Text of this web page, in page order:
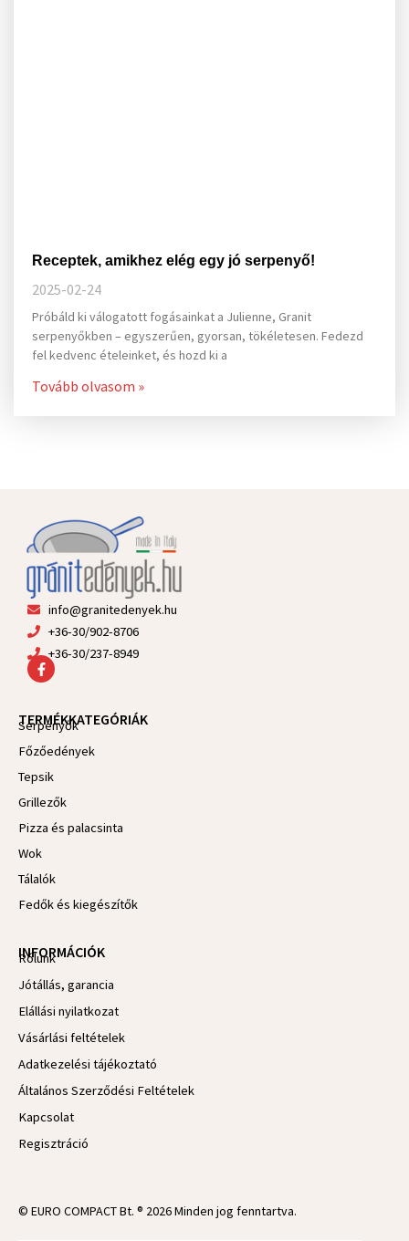
Receptek, amikhez elég egy jó serpenyő!
2025-02-24
Próbáld ki válogatott fogásainkat a Julienne, Granit
serpenyőkben – egyszerűen, gyorsan, tökéletesen. Fedezd
fel kedvenc ételeinket, és hozd ki a
Tovább olvasom »
info@granitedenyek.hu
+36-30/902-8706
+36-30/237-8949
F
a
e
b
o
-
TERMÉKKATEGÓRIÁK
Serpenyők
Főzőedények
Tepsik
Grillezők
Pizza és palacsinta
Wok
Tálalók
Fedők és kiegészítők
INFORMÁCIÓK
Rólunk
Jótállás, garancia
Elállási nyilatkozat
Vásárlási feltételek
Adatkezelési tájékoztató
Általános Szerződési Feltételek
Kapcsolat
Regisztráció
© EURO COMPACT Bt. ® 2026 Minden jog fenntartva.